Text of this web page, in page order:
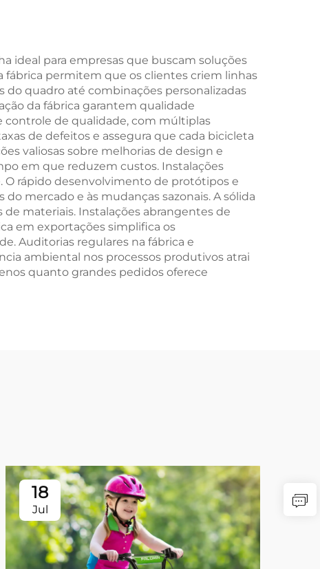
Pedais Comuns
ideal para empresas que buscam soluções
fábrica permitem que os clientes criem linhas
quadro até combinações personalizadas
da fábrica garantem qualidade
controle de qualidade, com múltiplas
de defeitos e assegura que cada bicicleta
valiosas sobre melhorias de design e
em que reduzem custos. Instalações
rápido desenvolvimento de protótipos e
mercado e às mudanças sazonais. A sólida
materiais. Instalações abrangentes de
em exportações simplifica os
Auditorias regulares na fábrica e
ambiental nos processos produtivos atrai
quanto grandes pedidos oferece
18
Jul